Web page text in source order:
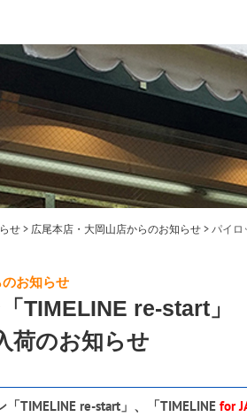
せ > 広尾本店・大岡山店からのお知らせ > パイロ
お知らせ
TIMELINE re-start」
荷のお知らせ
TIMELINE re-start」、「TIMELINE for